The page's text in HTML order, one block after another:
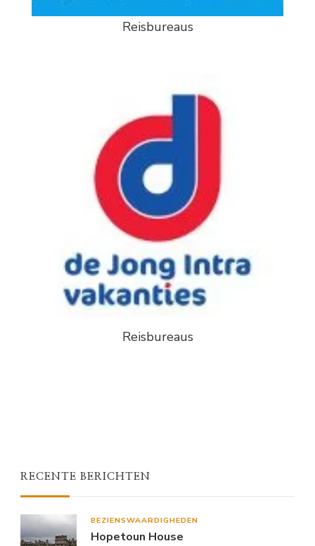
Reisbureaus
Reisbureaus
RECENTE BERICHTEN
BEZIENSWAARDIGHEDEN
Hopetoun House